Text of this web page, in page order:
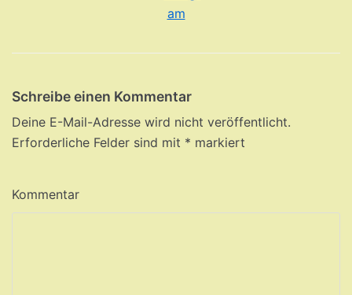
Schreibe einen Kommentar
Deine E-Mail-Adresse wird nicht veröffentlicht.
Erforderliche Felder sind mit * markiert
Kommentar